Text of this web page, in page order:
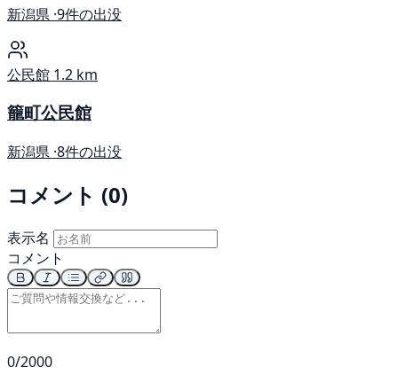
新潟県 ·9件の出没
公民館 1.2 km
籠町公民館
新潟県 ·8件の出没
コメント (0)
表示名
コメント
0/2000